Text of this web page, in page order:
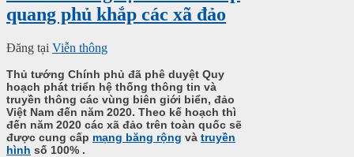
quang phủ khắp các xã đảo
Đăng tại Viễn thông
Thủ tướng Chính phủ đã phê duyệt Quy
hoạch phát triển hệ thống thông tin và
truyền thông các vùng biên giới biển, đảo
Việt Nam đến năm 2020. Theo kế hoạch thì
đến năm 2020 các xã đảo trên toàn quốc sẽ
được cung cấp mạng băng rộng và truyền
hình số 100% .